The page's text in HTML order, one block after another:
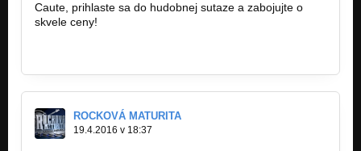
Caute, prihlaste sa do hudobnej sutaze a zabojujte o
skvele ceny!
ROCKOVÁ MATURITA
19.4.2016 v 18:37